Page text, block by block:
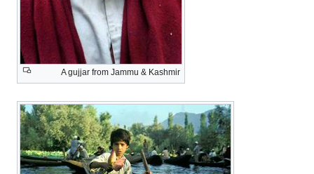
A gujjar from Jammu & Kashmir